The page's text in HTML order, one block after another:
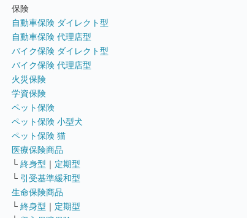
保険
自動車保険 ダイレクト型
自動車保険 代理店型
バイク保険 ダイレクト型
バイク保険 代理店型
火災保険
学資保険
ペット保険
ペット保険 小型犬
ペット保険 猫
医療保険商品
└ 終身型 ｜ 定期型
└ 引受基準緩和型
生命保険商品
└ 終身型 ｜ 定期型